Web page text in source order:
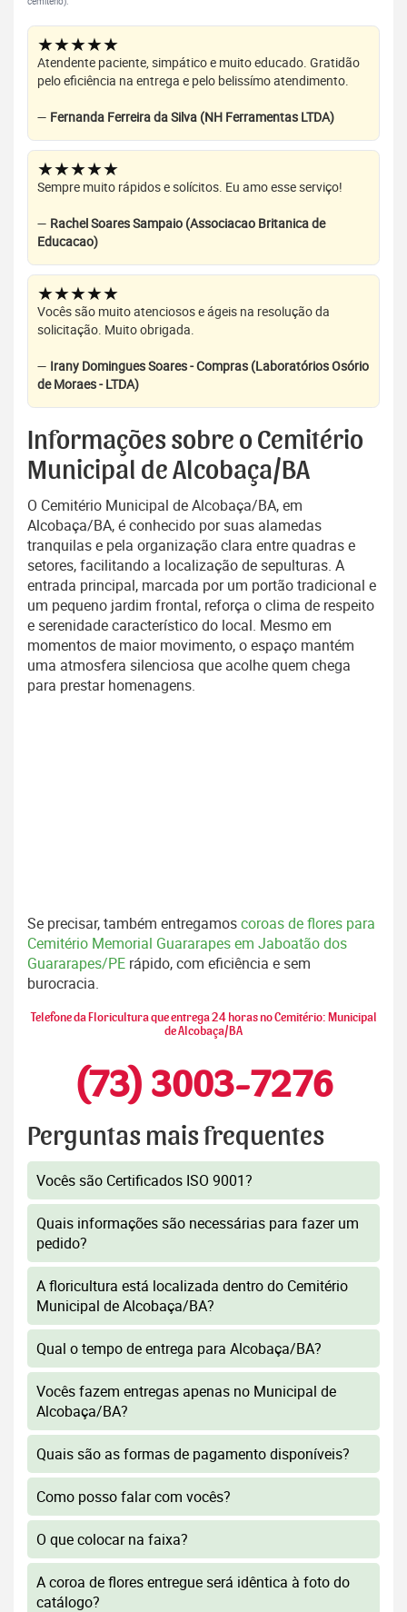
★★★★★
Atendente paciente, simpático e muito educado. Gratidão
pelo eficiência na entrega e pelo belissímo atendimento.
— Fernanda Ferreira da Silva (NH Ferramentas LTDA)
★★★★★
Sempre muito rápidos e solícitos. Eu amo esse serviço!
— Rachel Soares Sampaio (Associacao Britanica de
Educacao)
★★★★★
Vocês são muito atenciosos e ágeis na resolução da
solicitação. Muito obrigada.
— Irany Domingues Soares - Compras (Laboratórios Osório
de Moraes - LTDA)
Informações sobre o Cemitério
Municipal de Alcobaça/BA
O Cemitério Municipal de Alcobaça/BA, em
Alcobaça/BA, é conhecido por suas alamedas
tranquilas e pela organização clara entre quadras e
setores, facilitando a localização de sepulturas. A
entrada principal, marcada por um portão tradicional e
um pequeno jardim frontal, reforça o clima de respeito
e serenidade característico do local. Mesmo em
momentos de maior movimento, o espaço mantém
uma atmosfera silenciosa que acolhe quem chega
para prestar homenagens.
Se precisar, também entregamoscoroas de flores para
Cemitério Memorial Guararapes em Jaboatão dos
Guararapes/PE rápido, com eficiência e sem
burocracia.
Telefone da Floricultura que entrega 24 horas no Cemitério: Municipal
de Alcobaça/BA
(73) 3003-7276
Perguntas mais frequentes
Vocês são Certificados ISO 9001?
Quais informações são necessárias para fazer um
pedido?
A floricultura está localizada dentro do Cemitério
Municipal de Alcobaça/BA?
Qual o tempo de entrega para Alcobaça/BA?
Vocês fazem entregas apenas no Municipal de
Alcobaça/BA?
Quais são as formas de pagamento disponíveis?
Como posso falar com vocês?
O que colocar na faixa?
A coroa de flores entregue será idêntica à foto do
catálogo?